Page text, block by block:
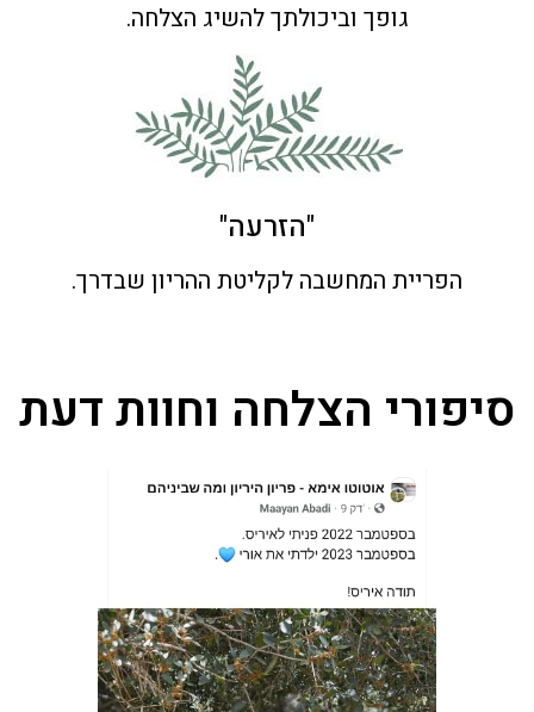
גופך וביכולתך להשיג הצלחה.
"הזרעה"
הפריית המחשבה לקליטת ההריון שבדרך.
סיפורי הצלחה וחוות דעת